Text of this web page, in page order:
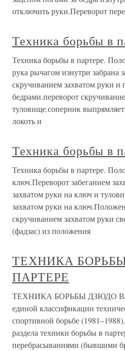
отключить руки.Переворот
Техника борьбы в
Техника борьбы в партере.
рука рычагом изнутри забрана
скручиванием захватом руки и
бедрами.переворот
туловище.соперник
локоть и
Техника борьбы в
Техника борьбы в партере.
ключ.Переворот забеганием
захватом руки на ключ и
захватом руки на
скручиванием захватом руки
(фадзас) из положения
ТЕХНИКА
ПАРТЕРЕ
ТЕХНИКА БОРЬБЫ ДЗЮДО В
единой классификации
спортивной борьбе
раздела техники борьбы в
перебрасываниями (бывшими